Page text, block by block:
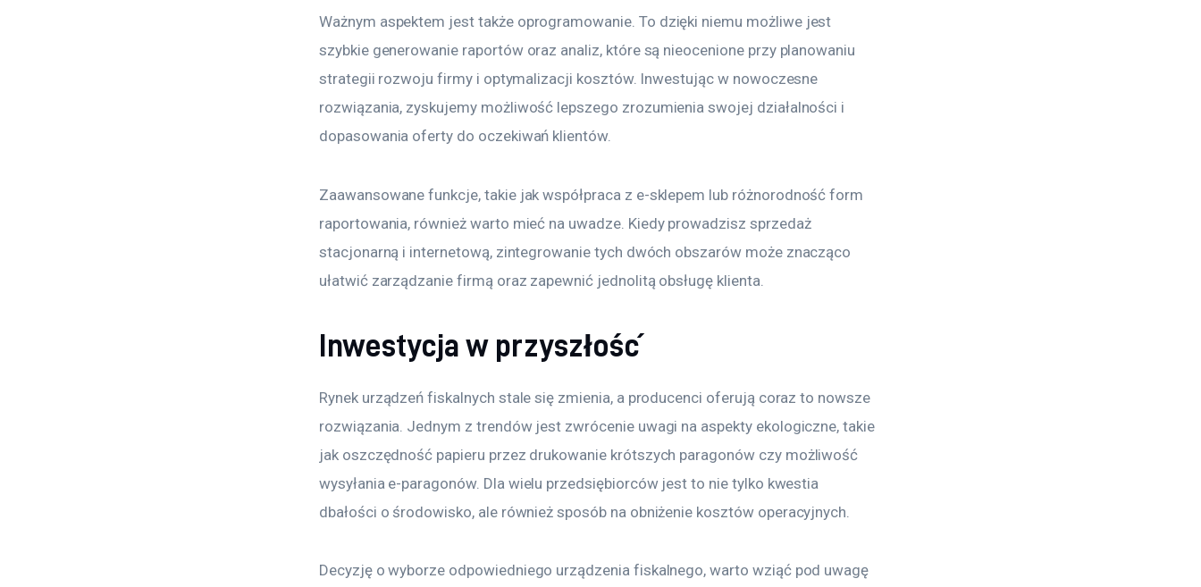
Ważnym aspektem jest także oprogramowanie. To dzięki niemu możliwe jest
szybkie generowanie raportów oraz analiz, które są nieocenione przy planowaniu
strategii rozwoju firmy i optymalizacji kosztów. Inwestując w nowoczesne
rozwiązania, zyskujemy możliwość lepszego zrozumienia swojej działalności i
dopasowania oferty do oczekiwań klientów.
Zaawansowane funkcje, takie jak współpraca z e-sklepem lub różnorodność form
raportowania, również warto mieć na uwadze. Kiedy prowadzisz sprzedaż
stacjonarną i internetową, zintegrowanie tych dwóch obszarów może znacząco
ułatwić zarządzanie firmą oraz zapewnić jednolitą obsługę klienta.
Inwestycja w przyszłość
Rynek urządzeń fiskalnych stale się zmienia, a producenci oferują coraz to nowsze
rozwiązania. Jednym z trendów jest zwrócenie uwagi na aspekty ekologiczne, takie
jak oszczędność papieru przez drukowanie krótszych paragonów czy możliwość
wysyłania e-paragonów. Dla wielu przedsiębiorców jest to nie tylko kwestia
dbałości o środowisko, ale również sposób na obniżenie kosztów operacyjnych.
Decyzję o wyborze odpowiedniego urządzenia fiskalnego, warto wziąć pod uwagę